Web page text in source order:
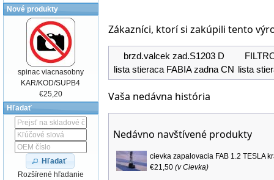
Zákazníci, ktorí si zakúpili tento
brzd.valcek zad.S1203 D
lista stieraca FABIA zadna CN lista
Vaša nedávna história
Nedávno navštívené produkty
cievka zapalovacia FAB 1.2 TESLA
€21,50 (vCievka)
Nové produkty
spinac viacnasobny
KAR/KOD/SUPB4
€25,20
Hľadať
Hľadať
Rozšírené hľadanie